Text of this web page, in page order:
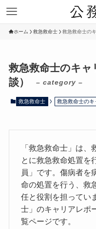
ホーム 救急救命士 救急救命士の
救急救命士のキ
談）
– category –
救急救命士 救急救命士のキ
「救急救命士」は
とに救急救命処置を
員」です。傷病者を
命の処置を行う、救
任と役割を担ってい
士」のキャリアレポ
覧ページです。